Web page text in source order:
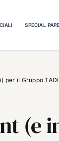
SPECIAL
per il Gruppo TADI
(e